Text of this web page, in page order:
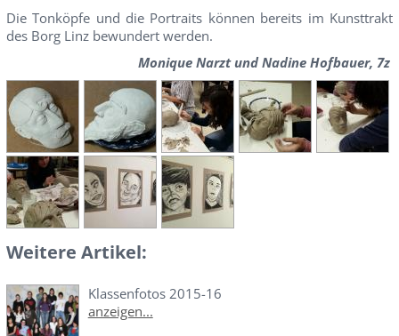
Die Tonköpfe und die Portraits können bereits im Kunsttrakt
des Borg Linz bewundert werden.
Monique Narzt und Nadine Hofbauer, 7z
Weitere Artikel:
Klassenfotos 2015-16
anzeigen...